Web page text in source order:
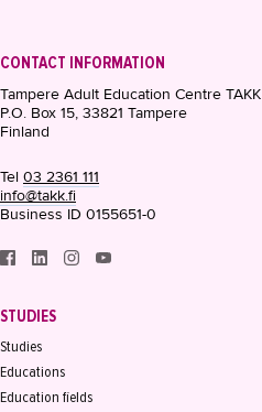
CONTACT INFORMATION
Tampere Adult Education Centre TAKK
P.O. Box 15, 33821 Tampere
Finland
Tel 03 2361 111
info@takk.fi
Business ID 0155651-0
STUDIES
Studies
Educations
Education fields